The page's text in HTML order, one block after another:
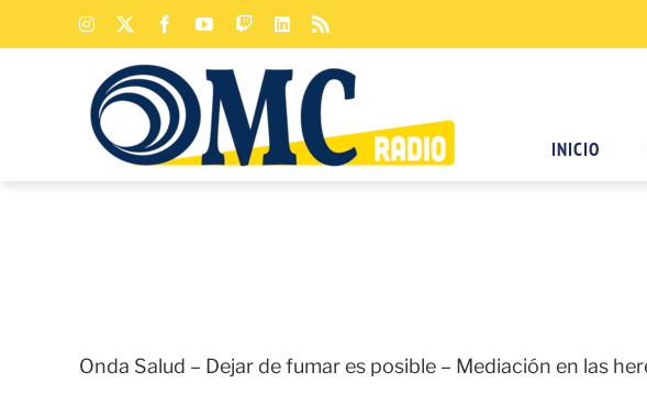
Instagram FacebookYouTube
TwitchLinkedIn
INICIO
Onda Salud – Dejar de fumar es posible – Mediación en las